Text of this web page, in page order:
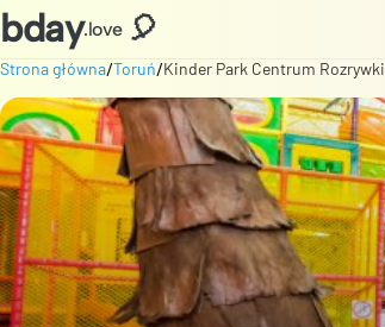
bday.love 🎈
Strona główna/Toruń/Kinder Park Centrum